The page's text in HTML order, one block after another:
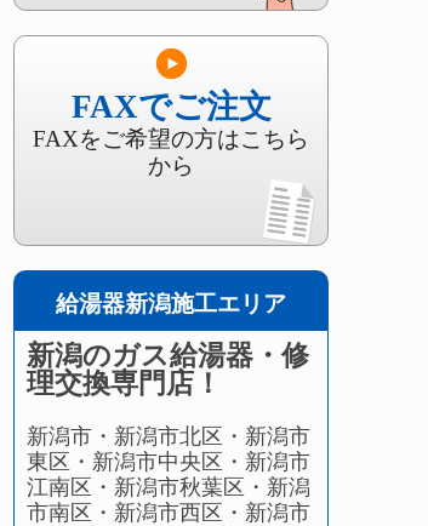
FAXでご注文
FAXをご希望の方はこちら
から
給湯器新潟施工エリア
新潟のガス給湯器・修
理交換専門店！
新潟市・新潟市北区・新潟市
東区・新潟市中央区・新潟市
江南区・新潟市秋葉区・新潟
市南区・新潟市西区・新潟市